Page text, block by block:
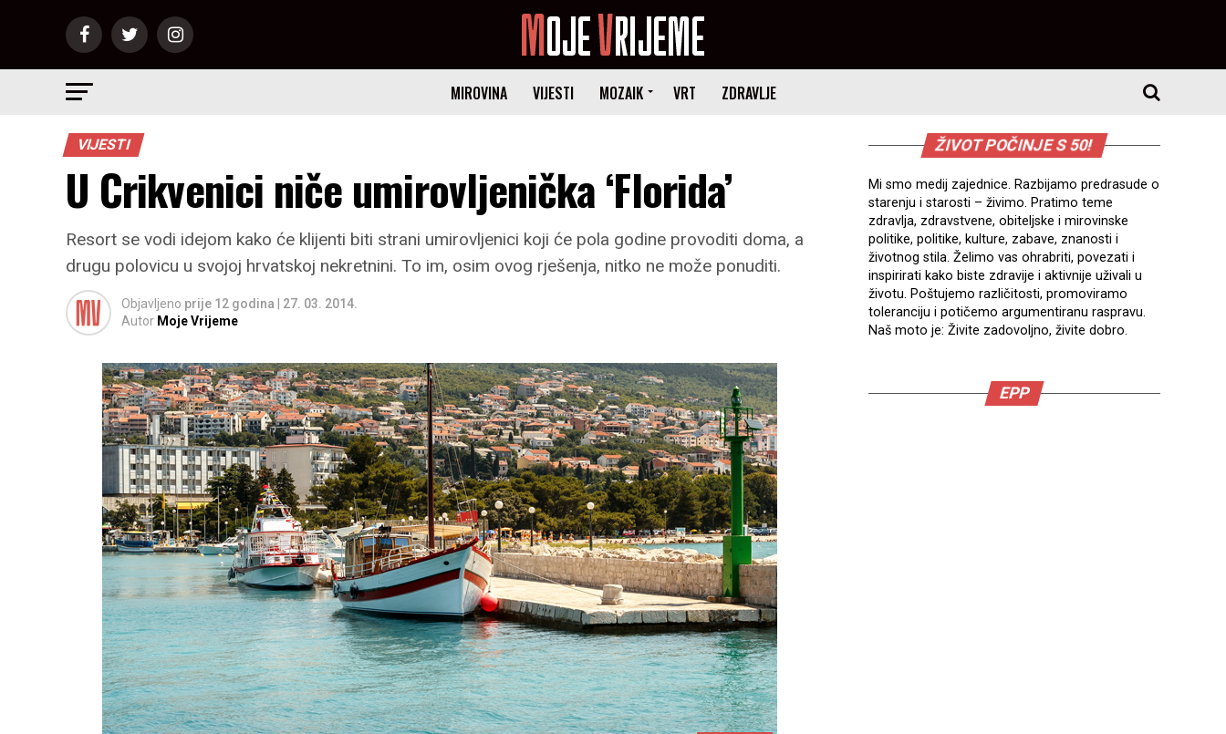
MIROVINA VIJESTI MOZAIK VRT ZDRAVLJE
VIJESTI
U Crikvenici niče umirovljenička ‘Florida’
Resort se vodi idejom kako će klijenti biti strani umirovljenici koji će pola godine provoditi doma, a
drugu polovicu u svojoj hrvatskoj nekretnini. To im, osim ovog rješenja, nitko ne može ponuditi.
Objavljeno prije 12 godina
27. 03. 2014.
Autor Moje Vrijeme
ŽIVOT POČINJE S 50!
Mi smo medij zajednice. Razbijamo predrasude o
starenju i starosti – živimo. Pratimo teme
zdravlja, zdravstvene, obiteljske i mirovinske
politike, politike, kulture, zabave, znanosti i
životnog stila. Želimo vas ohrabriti, povezati i
inspirirati kako biste zdravije i aktivnije uživali u
životu. Poštujemo različitosti, promoviramo
toleranciju i potičemo argumentiranu raspravu.
Naš moto je: Živite zadovoljno, živite dobro.
EPP